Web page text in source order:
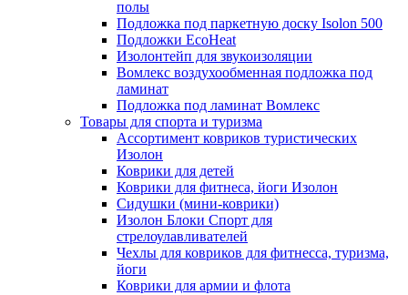
полы
Подложка под паркетную доску Isolon 500
Подложки EcoHeat
Изолонтейп для звукоизоляции
Вомлекс воздухообменная подложка под
ламинат
Подложка под ламинат Вомлекс
Товары для спорта и туризма
Ассортимент ковриков туристических
Изолон
Коврики для детей
Коврики для фитнеса, йоги Изолон
Сидушки (мини-коврики)
Изолон Блоки Спорт для
стрелоулавливателей
Чехлы для ковриков для фитнесса, туризма,
йоги
Коврики для армии и флота